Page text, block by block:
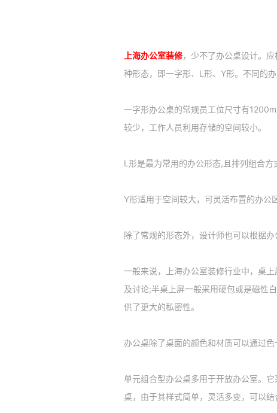
上海办公室装修，少不了办公桌设计。
种形态，即一字形、L形、Y形。不同的
一字形办公桌的常规员工位尺寸有
较少，工作人员利用存储的空间较小。
L形是最为常用的办公形态,且排列组合方
Y形适用于空间较大，可灵活布置的办公
除了常规的形态外，设计师也可以根据
一般来说，上海办公室装修行业中，桌
及讨论;半桌上屏一般采用硬包或是磁性
供了更大的私密性。
办公桌除了桌面的颜色和材质可以通过
单元组合型办公桌多用于开放办公室。
桌，由于其样式简单，灵活多变，可以结